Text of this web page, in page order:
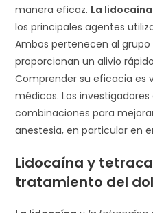
manera eficaz. La
los principales agentes
Ambos pertenecen al
proporcionan un alivio
Comprender su eficacia es
médicas. Los
combinaciones para
anestesia, en particular en
Lidocaína y
tratamiento del